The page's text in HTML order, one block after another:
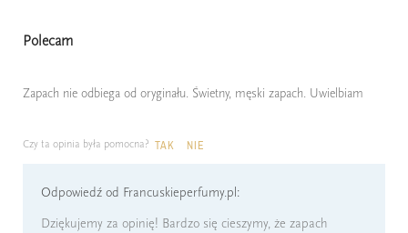
Polecam
Zapach nie odbiega od oryginału. Świetny, męski zapach. Uwielbiam
Czy ta opinia była pomocna? TAK NIE
Odpowiedź od Francuskieperfumy.pl:
Dziękujemy za opinię! Bardzo się cieszymy, że zapach